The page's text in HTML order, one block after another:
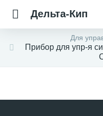
Дельта-Кип
Для
Прибор для упр-я